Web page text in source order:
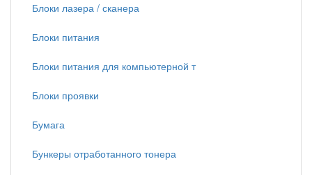
Блоки лазера / сканера
Блоки питания
Блоки питания для компьютерной т
Блоки проявки
Бумага
Бункеры отработанного тонера